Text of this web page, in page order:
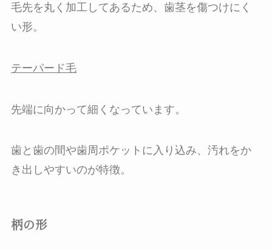
毛先を丸く加工してあるため、歯茎を傷つけにく
い形。
テーパード毛
先端に向かって細くなっています。
歯と歯の間や歯周ポケットに入り込み、汚れをか
き出しやすいのが特徴。
柄の形